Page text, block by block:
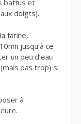
battus et
doigts).
farine,
jusqu’à ce
un peu d’eau
pas trop) si
à